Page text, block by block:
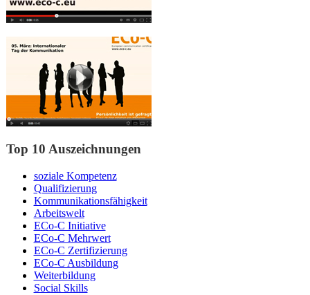
Top 10 Auszeichnungen
soziale Kompetenz
Qualifizierung
Kommunikationsfähigkeit
Arbeitswelt
ECo-C Initiative
ECo-C Mehrwert
ECo-C Zertifizierung
ECo-C Ausbildung
Weiterbildung
Social Skills